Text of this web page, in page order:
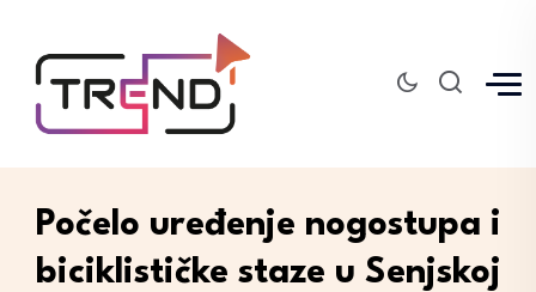
Počelo uređenje nogostupa i
biciklističke staze u Senjskoj